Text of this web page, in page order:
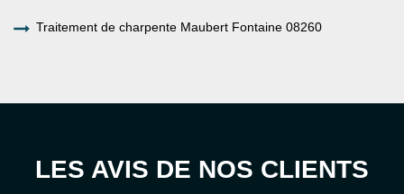
Traitement de charpente Maubert Fontaine 08260
LES AVIS DE NOS CLIENTS